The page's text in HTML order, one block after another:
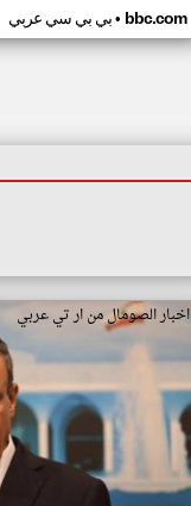
بي بي سي عربي• bbc.com
اخبار الصومال من ار تي عربي